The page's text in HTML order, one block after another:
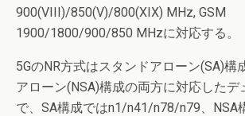
900(VIII)/850(V)/800(XIX) MHz, GSM
1900/1800/900/850 MHzに対応する。
5GのNR方式はスタンドアローン(SA)構
アローン(NSA)構成の両方に対応したデ
で、SA構成ではn1/n41/n78/n79、NSA